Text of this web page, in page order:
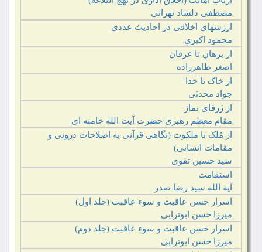
مصطفی دلشاد تهرانی‏
ارزشهای اخلاقی در احادیث عددی
محمود اکبری‏
از برهان تا عرفان
اصغر طاهرزاده
از خاک تا خدا
جواد محدثی
از ژرفای نماز
مقام معظم رهبری حضرت آیت الله خامنه ای
از مُلک تا ملکوت (نگاهی قرآنی به اصلاحات درونی و
مقامات انسانی)
سید حسین تقوی‏
استقامت
آیة الله سید رضا صدر
اسرار حسن عاقبت و سوء عاقبت (جلد اول)
میرزا حسن ابوترابی‏
اسرار حسن عاقبت و سوء عاقبت (جلد دوم)
میرزا حسن ابوترابی‏